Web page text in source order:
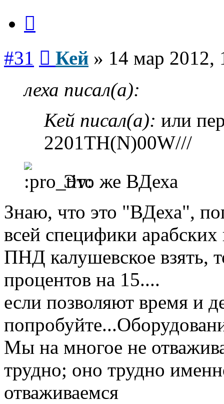
#31 Кей » 14 мар 2012,
леха писал(а):
Кей писал(а): или
2201ТН(N)00W///
Это же ВДеха
Знаю, что это "ВДеха",
всей специфики
ПНД калушевское взять,
процентов на 15....
если позволяют время и
Мы на многое не
трудно; оно трудно
отваживаемся